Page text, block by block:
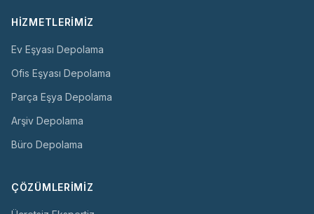
HIZMETLERIMIZ
Ev Eşyası Depolama
Ofis Eşyası Depolama
Parça Eşya Depolama
Arşiv Depolama
Büro Depolama
ÇÖZÜMLERIMIZ